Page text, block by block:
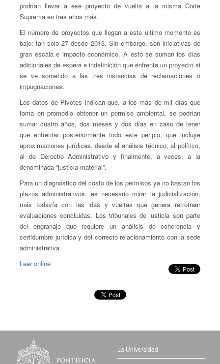
podrían llevar a ese proyecto de vuelta a la misma Corte
Suprema en tres años más.
El número de proyectos que llegan a este último momento es
bajo: tan solo 27 desde 2013. Sin embargo, son iniciativas de
gran escala e impacto económico. A esto se suman los días
adicionales de espera e indefinición que enfrenta un proyecto si
se ve sometido a las tres instancias de reclamaciones o
impugnaciones.
Los datos de Pivotes indican que, a los más de mil días que
toma en promedio obtener un permiso ambiental, se podrían
sumar cuatro años, dos meses y dos días en caso de tener
que enfrentar posteriormente todo este periplo, que incluye
aproximaciones jurídicas, desde el análisis técnico, al político,
al de Derecho Administrativo y finalmente, a veces, a la
denominada “justicia material”.
Para un diagnóstico del costo de los permisos ya no bastan los
plazos administrativos, es necesario mirar la judicialización,
más todavía con las idas y vueltas que genera retrotraer
evaluaciones concluidas. Los tribunales de justicia son parte
del engranaje que requiere un análisis de coherencia y
certidumbre jurídica y del correcto relacionamiento con la sede
administrativa.
Leer online
La Universidad